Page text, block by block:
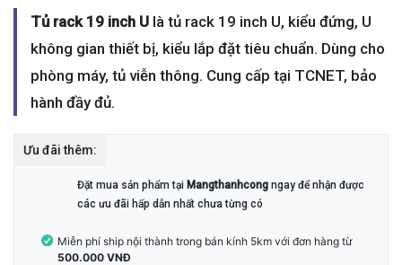
Tủ rack 19 inch U là tủ rack 19 inch U, kiểu đứng, U
không gian thiết bị, kiểu lắp đặt tiêu chuẩn. Dùng cho
phòng máy, tủ viễn thông. Cung cấp tại TCNET, bảo
hành đầy đủ.
Ưu đãi thêm:
Đặt mua sản phẩm tại Mangthanhcong ngay để nhận được
các ưu đãi hấp dẫn nhất chưa từng có
Miễn phí ship nội thành trong bán kính 5km với đơn hàng từ
500.000 VNĐ